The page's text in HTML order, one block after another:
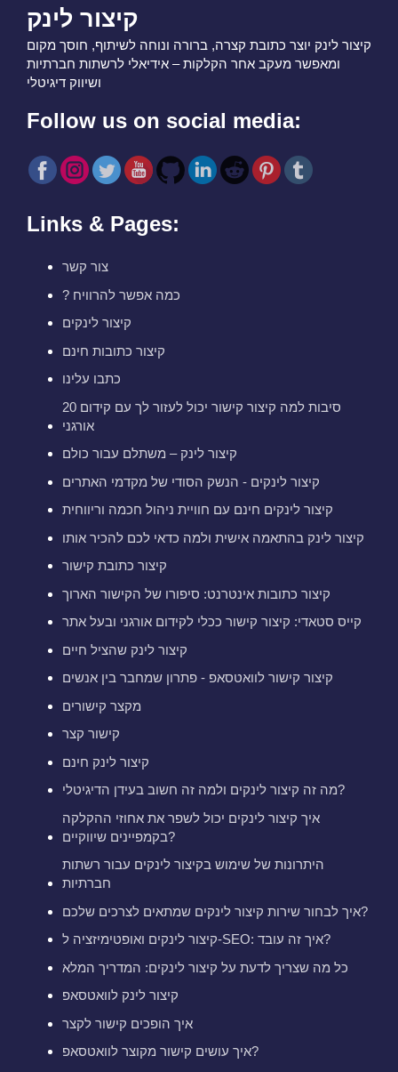
קיצור לינק
קיצור לינק יוצר כתובת קצרה, ברורה ונוחה לשיתוף, חוסך מקום
ומאפשר מעקב אחר הקלקות – אידיאלי לרשתות חברתיות
ושיווק דיגיטלי
Follow us on social media:
Links & Pages:
צור קשר
? כמה אפשר להרוויח
קיצור לינקים
קיצור כתובות חינם
כתבו עלינו
20 סיבות למה קיצור קישור יכול לעזור לך עם קידום
אורגני
קיצור לינק – משתלם עבור כולם
קיצור לינקים - הנשק הסודי של מקדמי האתרים
קיצור לינקים חינם עם חוויית ניהול חכמה וריווחית
קיצור לינק בהתאמה אישית ולמה כדאי לכם להכיר אותו
קיצור כתובת קישור
קיצור כתובות אינטרנט: סיפורו של הקישור הארוך
קייס סטאדי: קיצור קישור ככלי לקידום אורגני ובעל אתר
קיצור לינק שהציל חיים
קיצור קישור לוואטסאפ - פתרון שמחבר בין אנשים
מקצר קישורים
קישור קצר
קיצור לינק חינם
מה זה קיצור לינקים ולמה זה חשוב בעידן הדיגיטלי?
איך קיצור לינקים יכול לשפר את אחוזי ההקלקה
בקמפיינים שיווקיים?
היתרונות של שימוש בקיצור לינקים עבור רשתות
חברתיות
איך לבחור שירות קיצור לינקים שמתאים לצרכים שלכם?
קיצור לינקים ואופטימיזציה ל-SEO: איך זה עובד?
כל מה שצריך לדעת על קיצור לינקים: המדריך המלא
קיצור לינק לוואטסאפ
איך הופכים קישור לקצר
איך עושים קישור מקוצר לוואטסאפ?